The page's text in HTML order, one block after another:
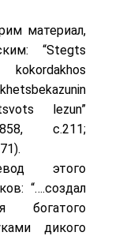
материал,
“Stegts
lezun”
с.211;
этого
“….создал
богатого
дикого